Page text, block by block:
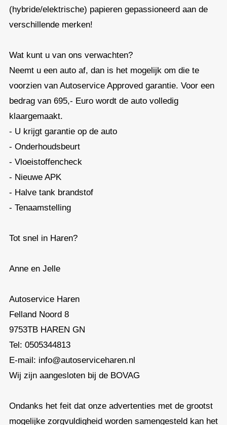
(hybride/elektrische) papieren gepassioneerd aan de
verschillende merken!
Wat kunt u van ons verwachten?
Neemt u een auto af, dan is het mogelijk om die te
voorzien van Autoservice Approved garantie. Voor een
bedrag van 695,- Euro wordt de auto volledig
klaargemaakt.
- U krijgt garantie op de auto
- Onderhoudsbeurt
- Vloeistoffencheck
- Nieuwe APK
- Halve tank brandstof
- Tenaamstelling
Tot snel in Haren?
Anne en Jelle
Autoservice Haren
Felland Noord 8
9753TB HAREN GN
Tel: 0505344813
E-mail: info@autoserviceharen.nl
Wij zijn aangesloten bij de BOVAG
Ondanks het feit dat onze advertenties met de grootst
mogelijke zorgvuldigheid worden samengesteld kan het